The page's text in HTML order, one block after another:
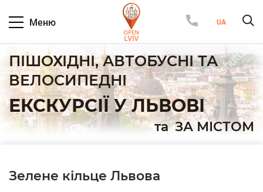
Меню
ПІШОХІДНІ, АВТОБУСНІ ТА
ВЕЛОСИПЕДНІ
ЕКСКУРСІЇ У ЛЬВОВІ
таЗА МІСТОМ
Зелене кільце Львова